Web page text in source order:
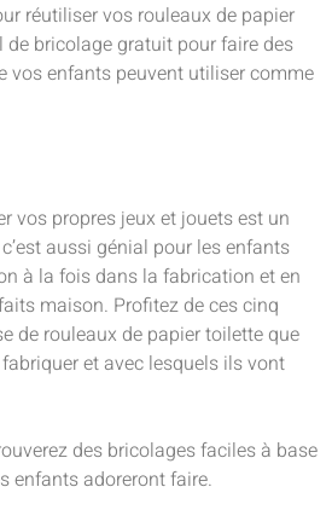
réutiliser vos rouleaux de papier
bricolage gratuit pour faire des
vos enfants peuvent utiliser comme
vos propres jeux et jouets est un
aussi génial pour les enfants
à la fois dans la fabrication et en
maison. Profitez de ces cinq
de rouleaux de papier toilette que
et avec lesquels ils vont
des bricolages faciles à base
enfants adoreront faire.